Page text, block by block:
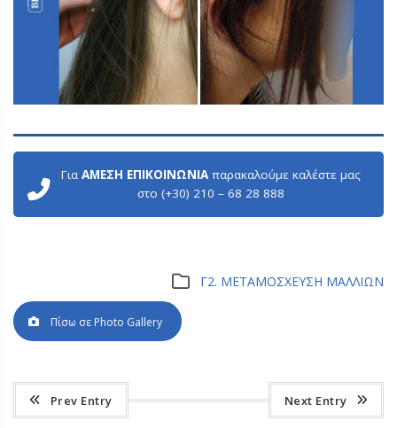
Για ΑΜΕΣΗ ΕΠΙΚΟΙΝΩΝΙΑπαρακαλούμε καλέστε μας
στο (+30) 210 – 68 28 888
Γ2. ΜΕΤΑΜΟΣΧΕΥΣΗ ΜΑΛΛΙΩΝ
Πίσω σε Photo Gallery
Prev Entry Next Entry